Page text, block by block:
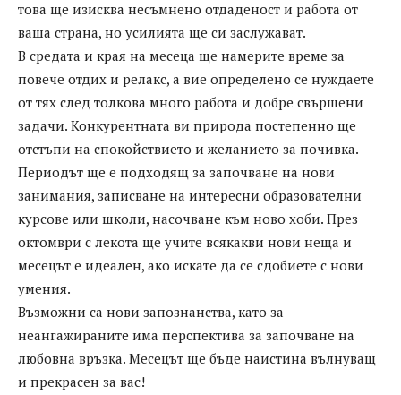
това ще изисква несъмнено отдаденост и работа от
ваша страна, но усилията ще си заслужават.
В средата и края на месеца ще намерите време за
повече отдих и релакс, а вие определено се нуждаете
от тях след толкова много работа и добре свършени
задачи. Конкурентната ви природа постепенно ще
отстъпи на спокойствието и желанието за почивка.
Периодът ще е подходящ за започване на нови
занимания, записване на интересни образователни
курсове или школи, насочване към ново хоби. През
октомври с лекота ще учите всякакви нови неща и
месецът е идеален, ако искате да се сдобиете с нови
умения.
Възможни са нови запознанства, като за
неангажираните има перспектива за започване на
любовна връзка. Месецът ще бъде наистина вълнуващ
и прекрасен за вас!